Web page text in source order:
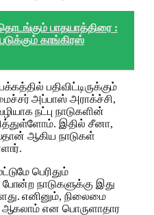
பாதயாத்திரை :
காங்கிரஸ்
பதிவிட்டிருக்கும்
அப்பாஸ் அராக்ச்சி,
நட்பு நாடுகளின்
இதில் சீனா,
ஆகிய நாடுகள்
பெரிதும்
போன்ற நாடுகளுக்கு இது
எனினும், நிலைமை
ஆகலாம் என பொருளாதார